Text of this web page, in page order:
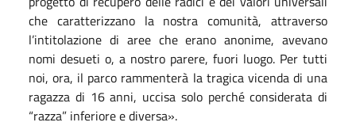
che caratterizzano la nostra comunità, attraverso
l’intitolazione di aree che erano anonime, avevano
nomi desueti o, a nostro parere, fuori luogo. Per tutti
noi, ora, il parco rammenterà la tragica vicenda di una
ragazza di 16 anni, uccisa solo perché considerata di
“razza” inferiore e diversa».